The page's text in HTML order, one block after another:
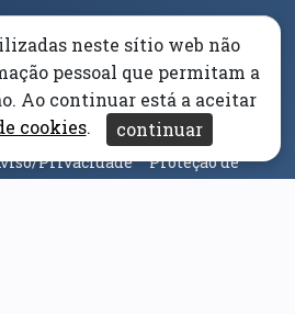
Reclamações Livro Amarelo
Denúncia(abre em nova janela)
Privacidade
Proteção de
Dados
neste sítio web não
pessoal que permitam a
Ao continuar está a aceitar
cookies. continuar